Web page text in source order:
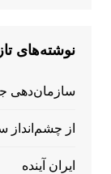
نوشته‌های
سازمان‌دهی
از چشم‌انداز
ایران آینده